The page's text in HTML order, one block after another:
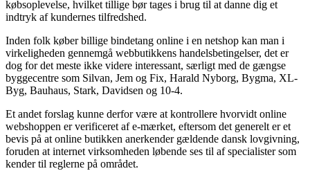
købsoplevelse, hvilket tillige bør tages i brug til at danne dig et
indtryk af kundernes tilfredshed.
Inden folk køber billige bindetang online i en netshop kan man i
virkeligheden gennemgå webbutikkens handelsbetingelser, det er
dog for det meste ikke videre interessant, særligt med de gængse
byggecentre som Silvan, Jem og Fix, Harald Nyborg, Bygma, XL-
Byg, Bauhaus, Stark, Davidsen og 10-4.
Et andet forslag kunne derfor være at kontrollere hvorvidt online
webshoppen er verificeret af e-mærket, eftersom det generelt er et
bevis på at online butikken anerkender gældende dansk lovgivning,
foruden at internet virksomheden løbende ses til af specialister som
kender til reglerne på området.